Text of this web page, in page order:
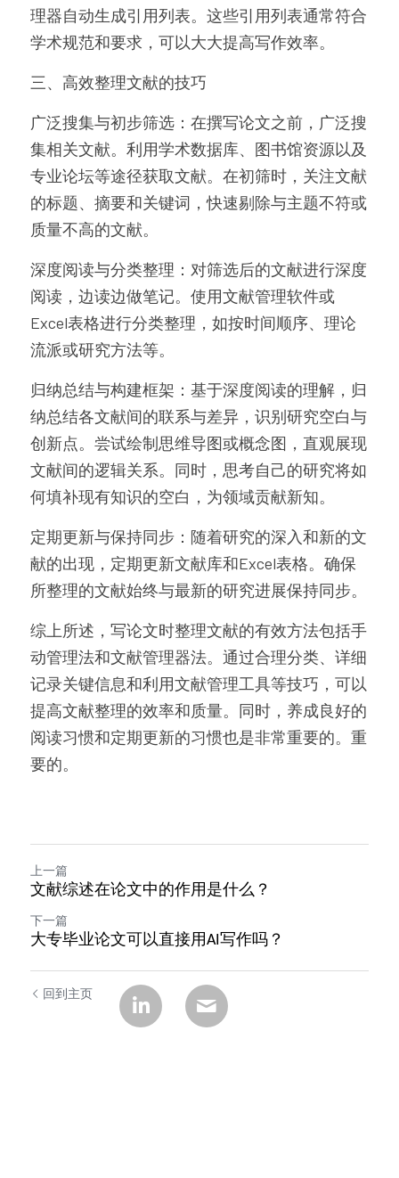
理器自动生成引用列表。这些引用列表通常符合
学术规范和要求，可以大大提高写作效率。
三、高效整理文献的技巧
广泛搜集与初步筛选：在撰写论文之前，广泛搜
集相关文献。利用学术数据库、图书馆资源以及
专业论坛等途径获取文献。在初筛时，关注文献
的标题、摘要和关键词，快速剔除与主题不符或
质量不高的文献。
深度阅读与分类整理：对筛选后的文献进行深度
阅读，边读边做笔记。使用文献管理软件或
Excel表格进行分类整理，如按时间顺序、理论
流派或研究方法等。
归纳总结与构建框架：基于深度阅读的理解，归
纳总结各文献间的联系与差异，识别研究空白与
创新点。尝试绘制思维导图或概念图，直观展现
文献间的逻辑关系。同时，思考自己的研究将如
何填补现有知识的空白，为领域贡献新知。
定期更新与保持同步：随着研究的深入和新的文
献的出现，定期更新文献库和Excel表格。确保
所整理的文献始终与最新的研究进展保持同步。
综上所述，写论文时整理文献的有效方法包括手
动管理法和文献管理器法。通过合理分类、详细
记录关键信息和利用文献管理工具等技巧，可以
提高文献整理的效率和质量。同时，养成良好的
阅读习惯和定期更新的习惯也是非常重要的。重
要的。
上一篇
文献综述在论文中的作用是什么？
下一篇
大专毕业论文可以直接用AI写作吗？
回到主页